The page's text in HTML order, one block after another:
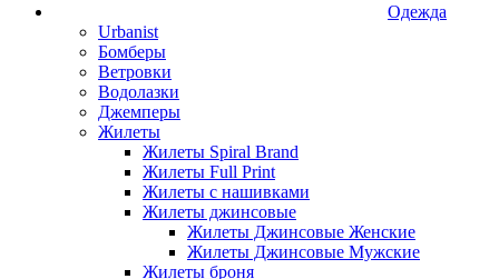
Одежда
Urbanist
Бомберы
Ветровки
Водолазки
Джемперы
Жилеты
Жилеты Spiral Brand
Жилеты Full Print
Жилеты с нашивками
Жилеты джинсовые
Жилеты Джинсовые Женские
Жилеты Джинсовые Мужские
Жилеты броня